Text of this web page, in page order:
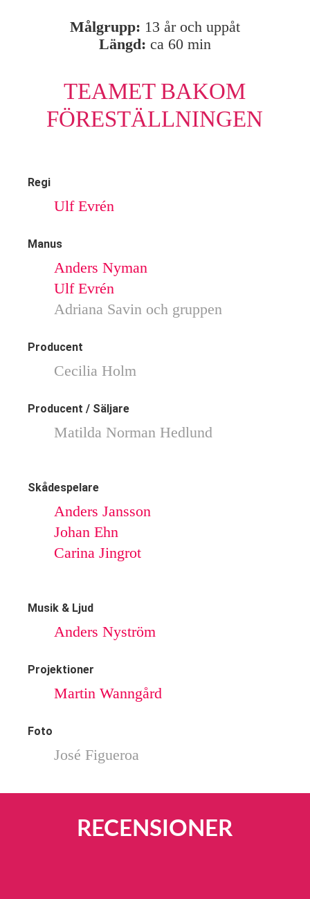
Målgrupp: 13 år och uppåt
Längd: ca 60 min
TEAMET BAKOM
FÖRESTÄLLNINGEN
Regi
Ulf Evrén
Manus
Anders Nyman
Ulf Evrén
Adriana Savin och gruppen
Producent
Cecilia Holm
Producent / Säljare
Matilda Norman Hedlund
Skådespelare
Anders Jansson
Johan Ehn
Carina Jingrot
Musik & Ljud
Anders Nyström
Projektioner
Martin Wanngård
Foto
José Figueroa
RECENSIONER